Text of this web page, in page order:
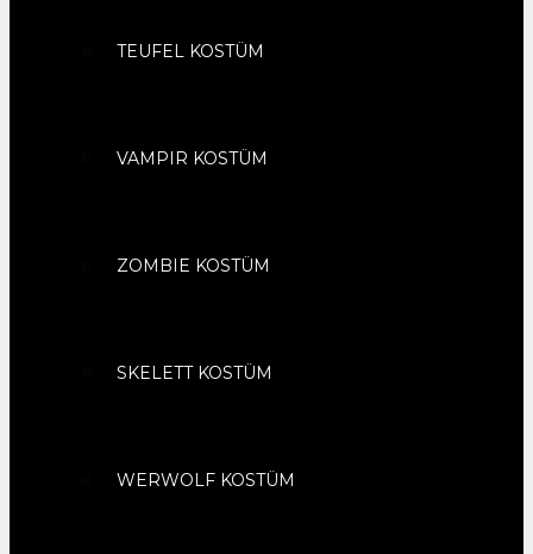
TEUFEL KOSTÜM
VAMPIR KOSTÜM
ZOMBIE KOSTÜM
SKELETT KOSTÜM
WERWOLF KOSTÜM